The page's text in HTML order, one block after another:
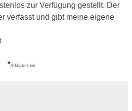
zur Verfügung gestellt. Der
verfasst und gibt meine eigene
*Affiliate-Link